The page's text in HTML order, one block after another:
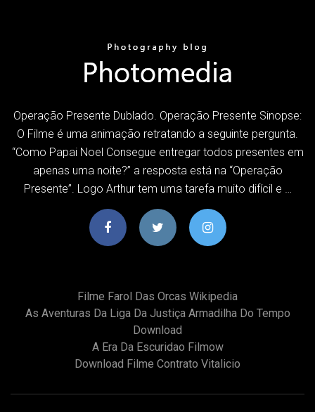
Operação Presente Dublado. Operação Presente Sinopse:
O Filme é uma animação retratando a seguinte pergunta.
“Como Papai Noel Consegue entregar todos presentes em
apenas uma noite?” a resposta está na “Operação
Presente”. Logo Arthur tem uma tarefa muito difícil e …
Filme Farol Das Orcas Wikipedia
As Aventuras Da Liga Da Justiça Armadilha Do Tempo
Download
A Era Da Escuridao Filmow
Download Filme Contrato Vitalicio